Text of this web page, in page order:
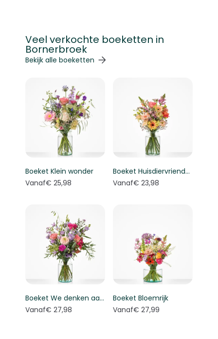
Veel verkochte boeketten in
Bornerbroek
Navigeren door de elementen van de carrousel is
Druk om carrousel over te slaan
Bekijk alle boeketten
Boeket Klein wonder
Vanaf€ 25,98
Boeket Huisdiervriendelijk boeket
Vanaf€ 23,98
Boeket We denken aan je
Vanaf€ 27,98
Boeket Bloemrijk
Vanaf€ 27,99